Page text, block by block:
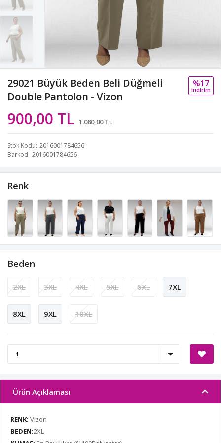
29021 Büyük Beden Beli Düğmeli
Double Pantolon - Vizon
900,00 TL 1.080,00 TL
%17
i̇ndi̇ri̇m
Stok Kodu 2016001784656
Barkod 2016001784656
Renk
Beden
2XL 3XL 4XL 5XL 6XL 7XL
8XL 9XL 10XL
Ürün Açıklaması
RENK: Vizon
BEDEN:2XL